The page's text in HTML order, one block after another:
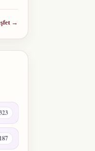
→
187